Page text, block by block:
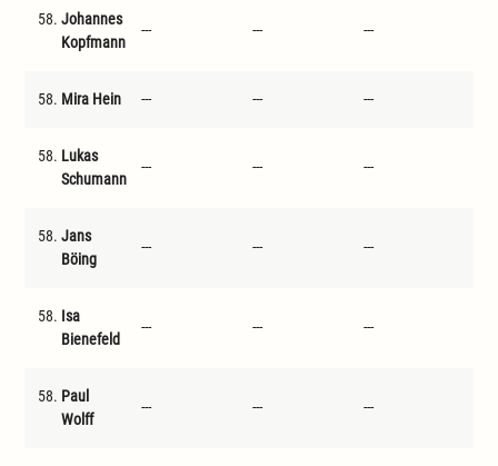
58. Johannes
Kopfmann
--- --- ---
58. Mira Hein --- --- ---
58. Lukas
Schumann
--- --- ---
58. Jans
Böing
--- --- ---
58. Isa
Bienefeld
--- --- ---
58. Paul
Wolff
--- --- ---